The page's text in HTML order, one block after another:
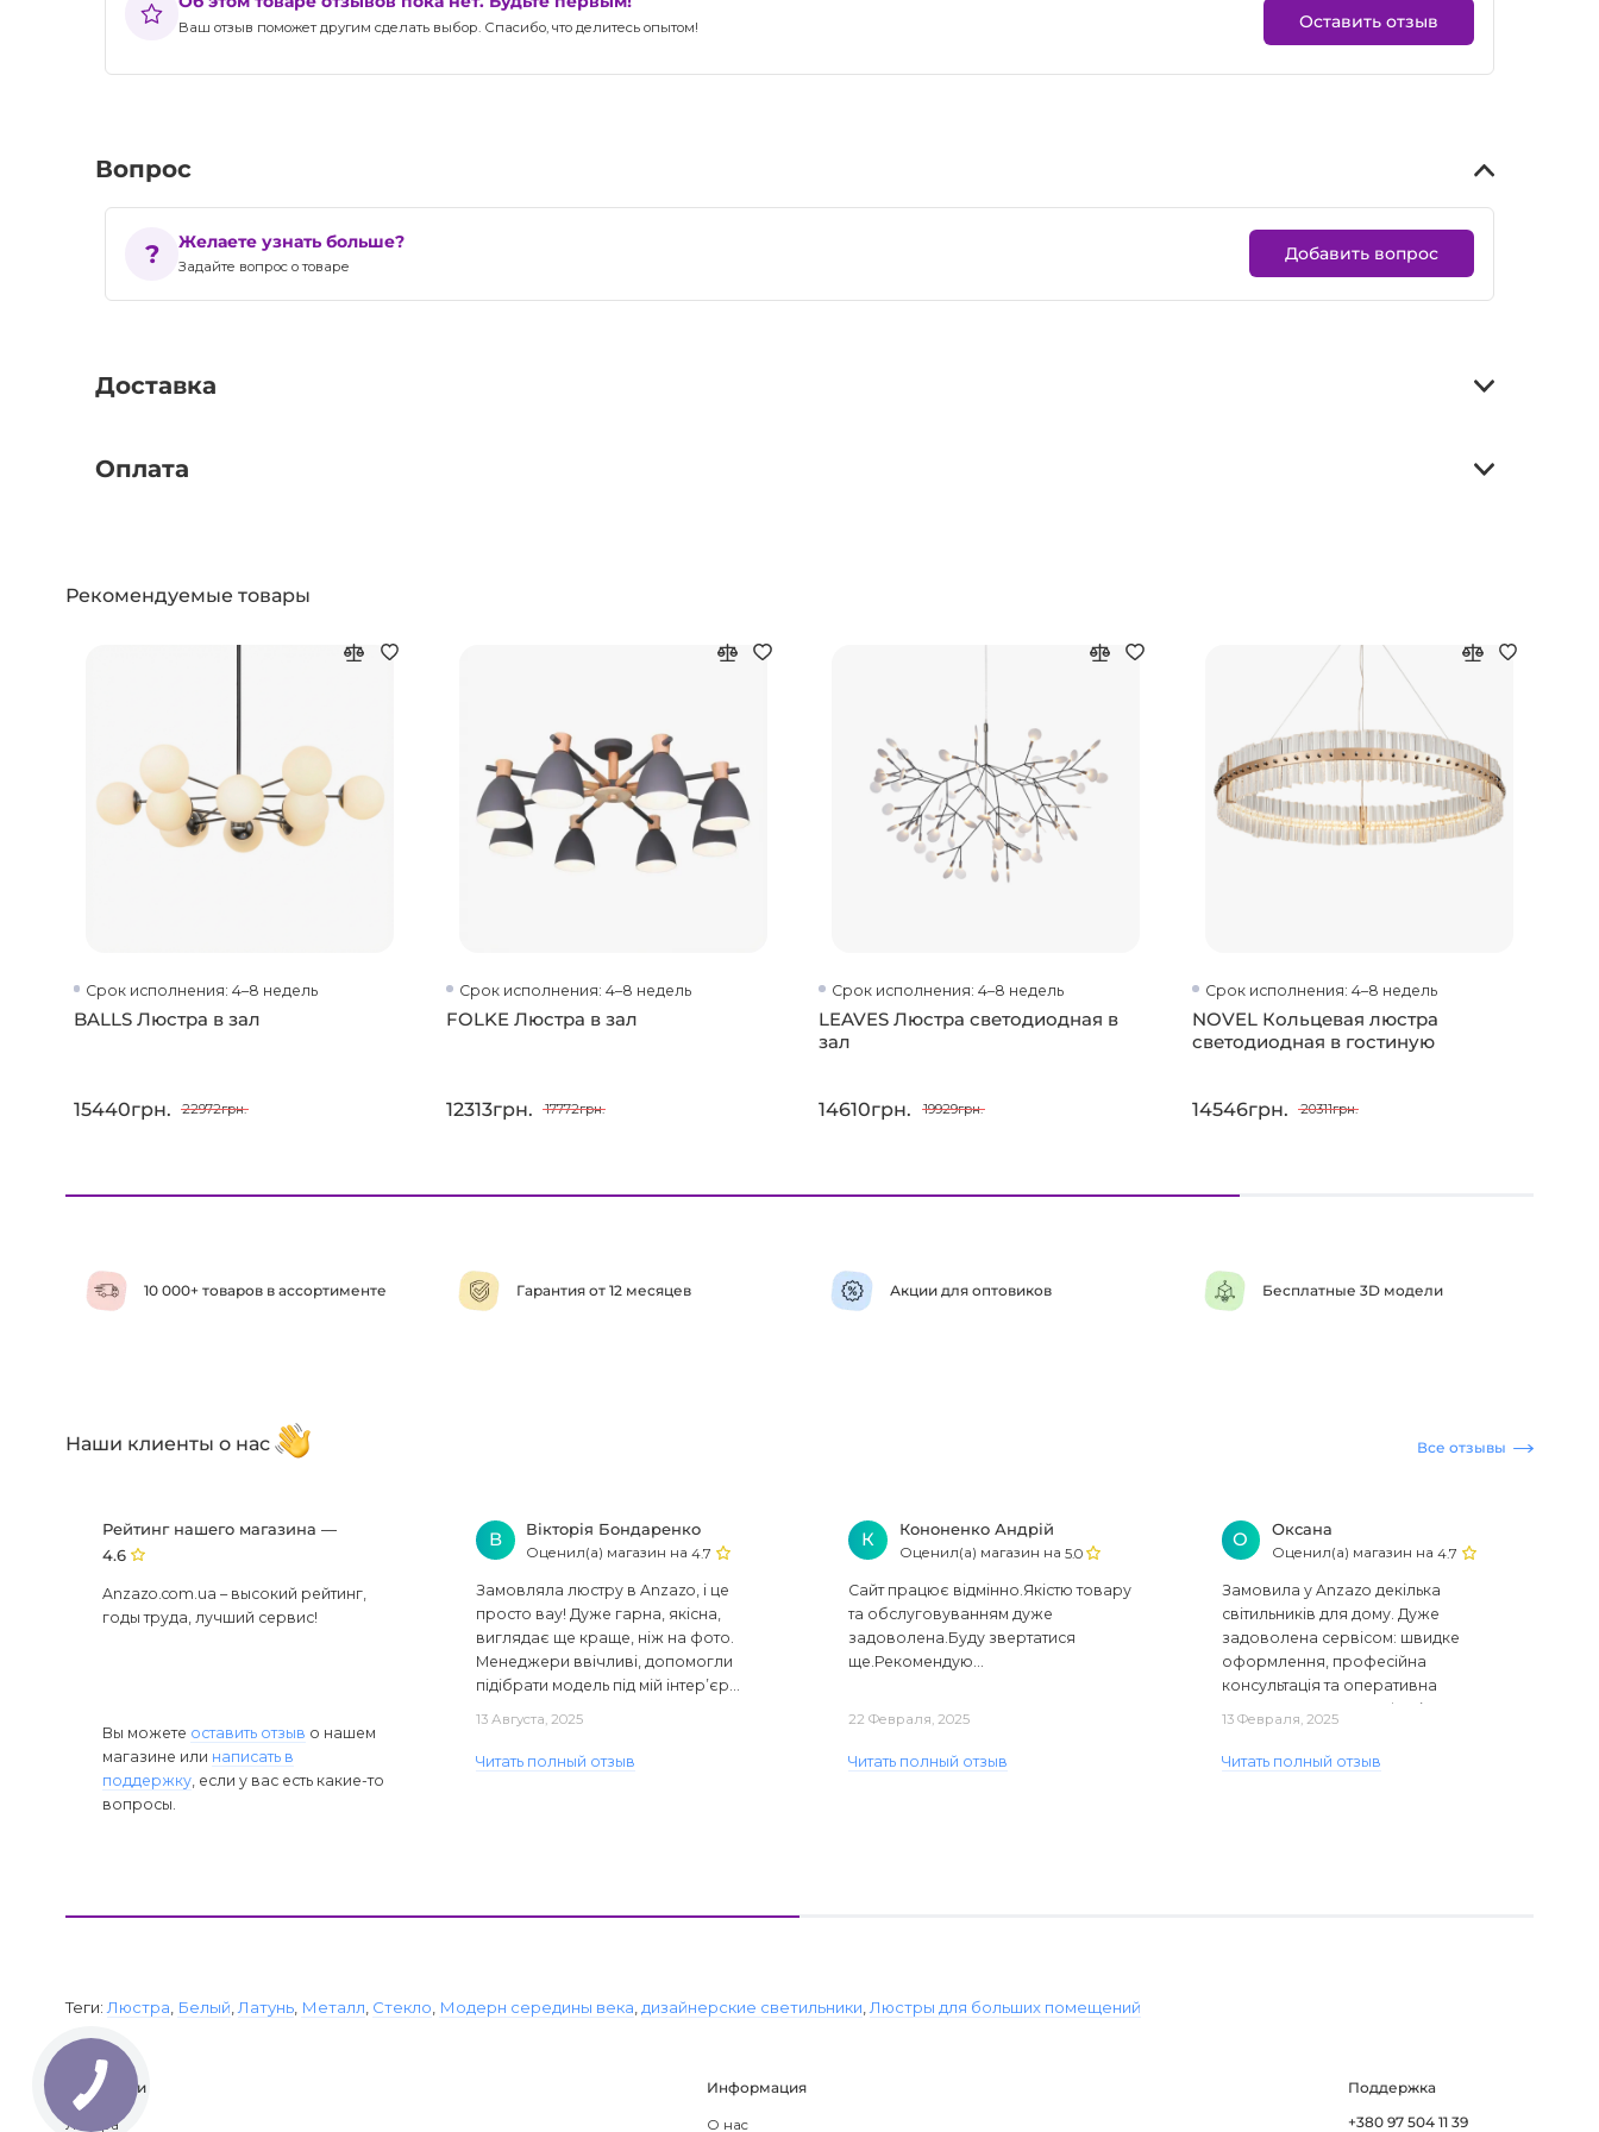
Ваш отзыв поможет другим сделать выбор. Спасибо, что делитесь опытом! Оставить отзыв
Вопрос
Желаете узнать больше?
Задайте вопрос о товаре
Добавить вопрос
Доставка
Оплата
Рекомендуемые товары
Срок исполнения: 4–8 недель
BALLS Люстра в зал
15440грн. 22972грн.
Срок исполнения: 4–8 недель
FOLKE Люстра в зал
12313грн. 17772грн.
Срок исполнения: 4–8 недель
LEAVES Люстра светодиодная в
зал
14610грн. 19929грн.
Срок исполнения: 4–8 недель
NOVEL Кольцевая люстра
светодиодная в гостиную
14546грн. 20311грн.
10 000+ товаров в ассортименте Гарантия от 12 месяцев Акции для оптовиков Бесплатные 3D модели
Наши клиенты о нас Все отзывы
Рейтинг нашего магазина —
4.6
Anzazo.com.ua – высокий рейтинг,
годы труда, лучший сервис!
Вы можете оставить отзыв о нашем
магазине или написать в
поддержку, если у вас есть какие-то
вопросы.
В
Вікторія Бондаренко
Оценил(а) магазин на4.7
Замовляла люстру в Anzazo, і це
просто вау! Дуже гарна, якісна,
виглядає ще краще, ніж на фото.
Менеджери ввічливі, допомогли
підібрати модель під мій інтер’єр...
13 Августа, 2025
Читать полный отзыв
К
Кононенко Андрій
Оценил(а) магазин на 5.0
Сайт працює відмінно.Якістю товару
та обслуговуванням дуже
задоволена.Буду звертатися
ще.Рекомендую...
22 Февраля, 2025
Читать полный отзыв
О
Оксана
Оценил(а) магазин на4.7
Замовила у Anzazo декілька
світильників для дому. Дуже
задоволена сервісом: швидке
оформлення, професійна
консультація та оперативна
доставка. Один з плафонів, на жаль,
13 Февраля, 2025
Читать полный отзыв
Теги: Люстра Белый Латунь Металл Стекло Модерн середины века дизайнерские светильники Люстры для больших помещений
Категории
Люстра
Информация
О нас
Поддержка
+380 97 504 11 39